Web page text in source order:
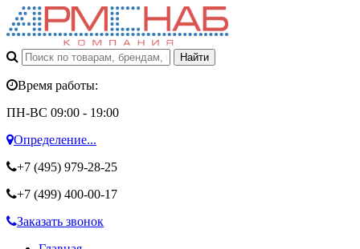
Время работы:
ПН-ВС 09:00 - 19:00
Определение...
+7 (495) 979-28-25
+7 (499) 400-00-17
Заказать звонок